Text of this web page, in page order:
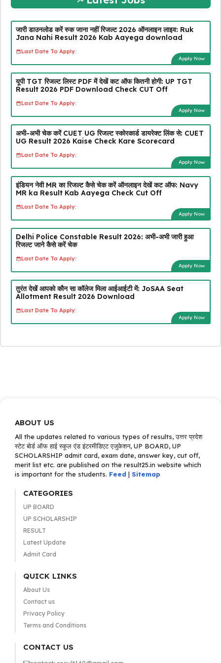
जारी डाउनलोड करें रुक जाना नहीं रिजल्ट 2026 ऑनलाइन लाइव: Ruk
Jana Nahi Result 2026 Kab Aayega download
Last Date To Apply:
Apply Now
यूपी TGT रिजल्ट लिस्ट PDF में देखें कट ऑफ कितनी होगी: UP TGT
Result 2026 PDF Download Check CUT Off
Last Date To Apply:
Apply Now
अभी-अभी चेक करें CUET UG रिजल्ट स्कोरकार्ड डायरेक्ट लिंक से: CUET
UG Result 2026 Kaise Check Kare Scorecard
Last Date To Apply:
Apply Now
इंडियन नेवी MR का रिजल्ट कैसे चेक करें ऑनलाइन देखें कट ऑफ: Navy
MR ka Result Kab Aayega Check Cut Off
Last Date To Apply:
Apply Now
Delhi Police Constable Result 2026: अभी-अभी जारी हुआ
रिजल्ट जाने कैसे करें चेक
Last Date To Apply:
Apply Now
तुरंत देखें आपको कौन सा कॉलेज मिला आईआईटी में: JoSAA Seat
Allotment Result 2026 Download
Last Date To Apply:
Apply Now
ABOUT US
All the updates related to various types of results, उत्तर प्रदेश
स्टेट बोर्ड ऑफ हाई स्कूल एंड इंटरमीडिएट एजुकेशन, UP BOARD, UP
SCHOLARSHIP admit card, exam date, answer key, cut off,
merit list etc. are published on the result25.in website which
is important for the students. Feed | Sitemap
CATEGORIES
UP BOARD
UP SCHOLARSHIP
RESULT
Latest Update
Admit Card
QUICK LINKS
About Us
Contact us
Privacy Policy
Terms and Conditions
CONTACT US